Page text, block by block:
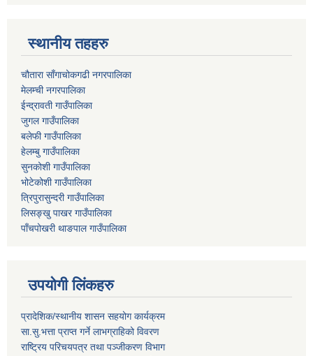
स्थानीय तहहरु
चौतारा साँगाचोकगढी नगरपालिका
मेलम्ची नगरपालिका
ईन्द्रावती गाउँपालिका
जुगल गाउँपालिका
बलेफी गाउँपालिका
हेलम्बु गाउँपालिका
सुनकोशी गाउँपालिका
भोटेकोशी गाउँपालिका
त्रिपुरासुन्दरी गाउँपालिका
लिसङ्खु पाखर गाउँपालिका
पाँचपोखरी थाङपाल गाउँपालिका
उपयोगी लिंकहरु
प्रादेशिक/स्थानीय शासन सहयोग कार्यक्रम
सा.सु.भत्ता प्राप्त गर्ने लाभग्राहिको विवरण
राष्ट्रिय परिचयपत्र तथा पञ्‍जीकरण विभाग